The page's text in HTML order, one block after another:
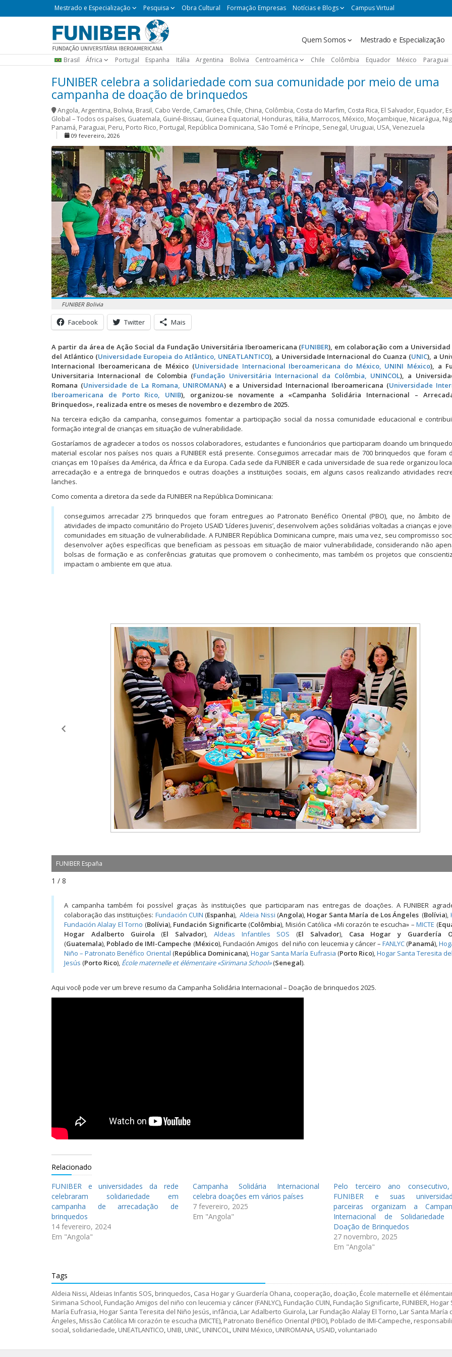
Mestrado
Mestrado e Especialização Pesquisa Obra Cultural Formação Empresas Notícias e Blogs Campus Virtual
Navegación
Quem Somos Mestrado e Especialização
Brasil África Portugal Espanha Itália Argentina Bolivia Centroamérica Chile Colômbia Equador México Paraguai
FUNIBER celebra a solidariedade com sua comunidade por meio de uma
campanha de doação de brinquedos
Angola,Argentina, Bolivia, Brasil, Cabo Verde, Camarões, Chile, China, Colômbia, Costa do Marfim, Costa Rica, El Salvador, Equador,
Global – Todos os países, Guatemala, Guiné-Bissau, Guinea Equatorial, Honduras, Itália, Marrocos, México, Moçambique, Nicarágua,
Panamá, Paraguai, Peru, Porto Rico, Portugal, República Dominicana, São Tomé e Príncipe, Senegal, Uruguai, USA,Venezuela
09 fevereiro, 2026
FUNIBER Bolivia
Facebook Twitter Mais
A partir da área de Ação Social da Fundação Universitária Iberoamericana (FUNIBER), em colaboração com a Universidad
del Atlántico (Universidade Europeia do Atlântico, UNEATLANTICO), a Universidade Internacional do Cuanza (UNIC), a
Internacional Iberoamericana de México (Universidade Internacional Iberoamericana do México, UNINI México), a
Universitaria Internacional de Colombia (Fundação Universitária Internacional da Colômbia, UNINCOL), a
Romana (Universidade de La Romana, UNIROMANA) e a Universidad Internacional Iberoamericana (Universidade
Iberoamericana de Porto Rico, UNIB), organizou-se novamente a «Campanha Solidária Internacional –
Brinquedos», realizada entre os meses de novembro e dezembro de 2025.
Na terceira edição da campanha, conseguimos fomentar a participação social da nossa comunidade educacional e
formação integral de crianças em situação de vulnerabilidade.
Gostaríamos de agradecer a todos os nossos colaboradores, estudantes e funcionários que participaram doando um
material escolar nos países nos quais a FUNIBER está presente. Conseguimos arrecadar mais de 700 brinquedos que foram
crianças em 10 países da América, da África e da Europa. Cada sede da FUNIBER e cada universidade de sua rede organizou
arrecadação e a entrega de brinquedos e outras doações a instituições sociais, em alguns casos realizando atividades
lanches.
Como comenta a diretora da sede da FUNIBER na República Dominicana:
conseguimos arrecadar 275 brinquedos que foram entregues ao Patronato Benéfico Oriental (PBO), que, no âmbito
atividades de impacto comunitário do Projeto USAID ‘Líderes Juvenis’, desenvolvem ações solidárias voltadas a crianças e
comunidades em situação de vulnerabilidade. A FUNIBER República Dominicana cumpre, mais uma vez, seu compromisso
desenvolver ações específicas que beneficiam as pessoas em situação de maior vulnerabilidade, considerando não
bolsas de formação e as conferências gratuitas que promovem o conhecimento, mas também os projetos que
impactam o ambiente em que atua.
FUNIBER España
1 / 8
A campanha também foi possível graças às instituições que participaram nas entregas de doações. A FUNIBER
colaboração das instituições: Fundación CUIN (Espanha),Aldeia Nissi (Angola), Hogar Santa María de Los Ángeles(Bolívia),
Fundación Alalay El Torno (Bolívia), Fundación Significarte (Colômbia), Misión Católica «Mi corazón te escucha» –MICTE (
Hogar Adalberto Guirola (El Salvador), Aldeas Infantiles SOS (El Salvador),Casa Hogar y Guardería
(Guatemala), Poblado de IMI-Campeche (México), Fundación Amigos del niño con leucemia y cáncer –FANLYC(Panamá),
Niño – Patronato Benéfico Oriental (República Dominicana),Hogar Santa María Eufrasia (Porto Rico),Hogar Santa Teresita
Jesús (Porto Rico), École maternelle et élémentaire «Sirimana School»(Senegal).
Aqui você pode ver um breve resumo da Campanha Solidária Internacional – Doação de brinquedos 2025.
Relacionado
FUNIBER e universidades da rede
celebraram solidariedade em
campanha de arrecadação de
brinquedos
14 fevereiro, 2024
Em "Angola"
Campanha Solidária Internacional
celebra doações em vários países
7 fevereiro, 2025
Em "Angola"
Pelo terceiro ano
FUNIBER e suas
parceiras organizam a
Internacional de Solidariedade
Doação de Brinquedos
27 novembro, 2025
Em "Angola"
Tags
Aldeia Nissi,Aldeias Infantis SOS, brinquedos, Casa Hogar y Guardería Ohana, cooperação, doação, École maternelle et
Sirimana School, Fundação Amigos del niño con leucemia y cáncer (FANLYC), Fundação CUIN, Fundação Significarte, FUNIBER, Hogar
María Eufrasia, Hogar Santa Teresita del Niño Jesús, infância, Lar Adalberto Guirola, Lar Fundação Alalay El Torno, Lar Santa María
Ángeles, Missão Católica Mi corazón te escucha (MICTE), Patronato Benéfico Oriental (PBO), Poblado de IMI-Campeche,
social, solidariedade, UNEATLANTICO, UNIB, UNIC, UNINCOL, UNINI México, UNIROMANA, USAID,voluntariado